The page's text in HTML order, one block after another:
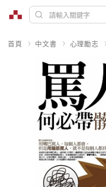
首頁 中文書 心理勵志